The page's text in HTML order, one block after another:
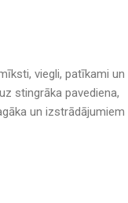
viegli, patīkami un
stingrāka pavediena,
un izstrādājumiem